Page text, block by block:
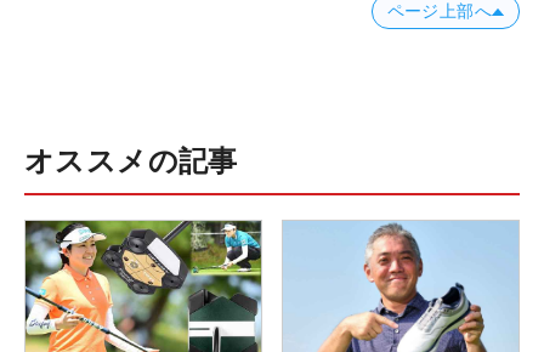
ページ上部へ
オススメの記事